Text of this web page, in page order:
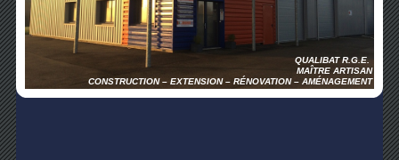
QUALIBAT R.G.E.
MAÎTRE ARTISAN
CONSTRUCTION – EXTENSION – RÉNOVATION – AMÉNAGEMENT